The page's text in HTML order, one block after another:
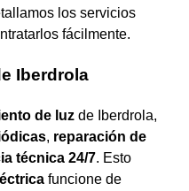
los servicios
fácilmente.
Iberdrola
de luz de Iberdrola,
, reparación de
técnica 24/7. Esto
funcione de